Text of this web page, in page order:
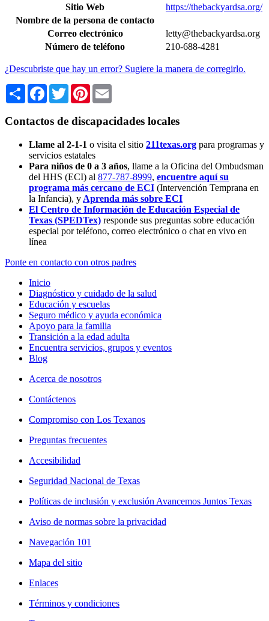
Sitio Web
https://thebackyardsa.org/
Nombre de la persona de contacto
Correo electrónico
letty@thebackyardsa.org
Número de teléfono
210-688-4281
¿Descubriste que hay un error? Sugiere la manera de corregirlo.
Share Facebook
TwitterPinterest
Contactos de discapacidades locales
Llame al 2-1-1 o visita el sitio 211texas.org para programas y
servicios estatales
Para niños de 0 a 3 años, llame a la Oficina del Ombudsman
del HHS (ECI) al 877-787-8999, encuentre aquí su
programa más cercano de ECI (Intervención Temprana en
la Infancia), y Aprenda más sobre ECI
El Centro de Información de Educación Especial de
Texas (SPEDTex) responde sus preguntas sobre educación
especial por teléfono, correo electrónico o chat en vivo en
línea
Ponte en contacto con otros padres
Inicio
Diagnóstico y cuidado de la salud
Educación y escuelas
Seguro médico y ayuda económica
Apoyo para la familia
Transición a la edad adulta
Encuentra servicios, grupos y eventos
Blog
Acerca de nosotros
Contáctenos
Compromiso con Los Texanos
Preguntas frecuentes
Accesibilidad
Seguridad Nacional de Texas
Políticas de inclusión y exclusión Avancemos Juntos Texas
Aviso de normas sobre la privacidad
Navegación 101
Mapa del sitio
Enlaces
Términos y condiciones